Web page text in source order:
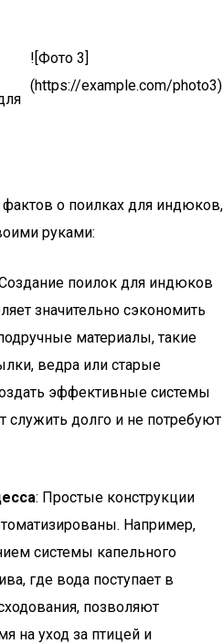
![Фото 3]
(https://example.com/photo3)
о поилках для индюков,
руками:
поилок для индюков
значительно сэкономить
материалы, такие
ведра или старые
эффективные системы
служить долго и не потребуют
: Простые конструкции
Например,
системы капельного
где вода поступает в
позволяют
на уход за птицей и